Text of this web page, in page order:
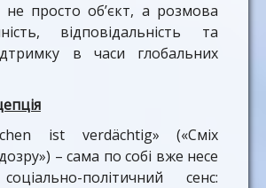
не просто об’єкт, а розмова
відповідальність та
в часи глобальних
ist verdächtig» («Сміх
– сама по собі вже несе
політичний сенс: